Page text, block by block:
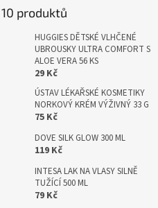
10 produktů
HUGGIES DĚTSKÉ VLHČENÉ
UBROUSKY ULTRA COMFORT S
ALOE VERA 56 KS
29 Kč
ÚSTAV LÉKAŘSKÉ KOSMETIKY
NORKOVÝ KRÉM VÝŽIVNÝ 33 G
75 Kč
DOVE SILK GLOW 300 ML
119 Kč
INTESA LAK NA VLASY SILNĚ
TUŽÍCÍ 500 ML
79 Kč